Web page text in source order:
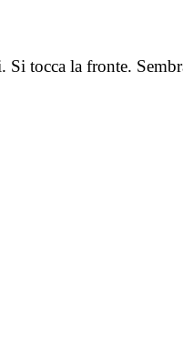
tocca la fronte.